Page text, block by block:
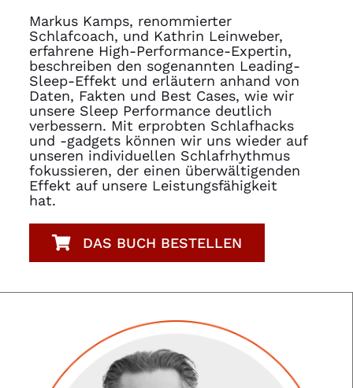
Markus Kamps, renommierter
Schlafcoach, und Kathrin Leinweber,
erfahrene High-Performance-Expertin,
beschreiben den sogenannten Leading-
Sleep-Effekt und erläutern anhand von
Daten, Fakten und Best Cases, wie wir
unsere Sleep Performance deutlich
verbessern. Mit erprobten Schlafhacks
und -gadgets können wir uns wieder auf
unseren individuellen Schlafrhythmus
fokussieren, der einen überwältigenden
Effekt auf unsere Leistungsfähigkeit
hat.
DAS BUCH BESTELLEN